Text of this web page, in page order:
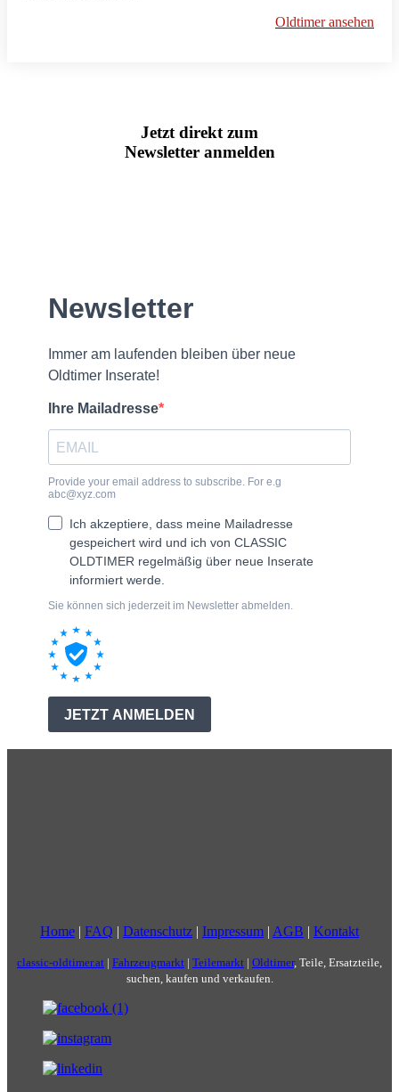
Oldtimer ansehen
Jetzt direkt zum
Newsletter anmelden
Home | FAQ | Datenschutz | Impressum | AGB | Kontakt
classic-oldtimer.at | Fahrzeugmarkt | Teilemarkt | Oldtimer, Teile, Ersatzteile,
suchen, kaufen und verkaufen.